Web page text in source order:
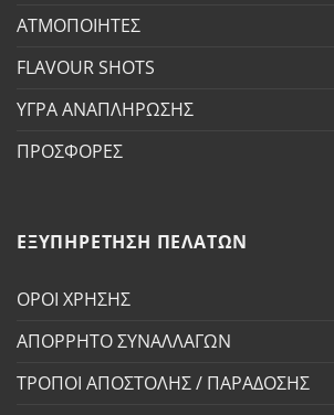
ΑΤΜΟΠΟΙΗΤΕΣ
FLAVOUR SHOTS
ΥΓΡΑ ΑΝΑΠΛΗΡΩΣΗΣ
ΠΡΟΣΦΟΡΕΣ
ΕΞΥΠΗΡΕΤΗΣΗ ΠΕΛΑΤΩΝ
ΟΡΟΙ ΧΡΗΣΗΣ
ΑΠΟΡΡΗΤΟ ΣΥΝΑΛΛΑΓΩΝ
ΤΡΟΠΟΙ ΑΠΟΣΤΟΛΗΣ / ΠΑΡΑΔΟΣΗΣ